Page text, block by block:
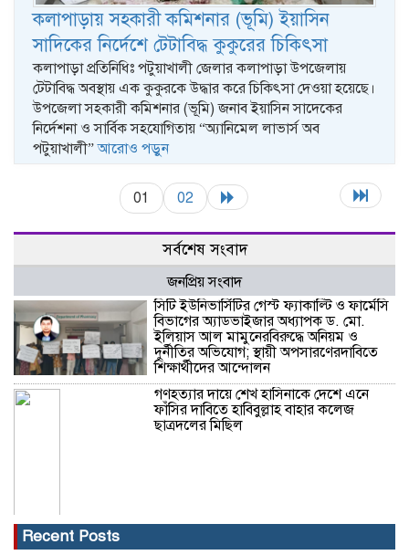
কলাপাড়ায় সহকারী কমিশনার (ভূমি) ইয়াসিন
সাদিকের নির্দেশে টেটাবিদ্ধ কুকুরের চিকিৎসা
কলাপাড়া প্রতিনিধিঃ পটুয়াখালী জেলার কলাপাড়া উপজেলায়
টেটাবিদ্ধ অবস্থায় এক কুকুরকে উদ্ধার করে চিকিৎসা দেওয়া হয়েছে।
উপজেলা সহকারী কমিশনার (ভূমি) জনাব ইয়াসিন সাদেকের
নির্দেশনা ও সার্বিক সহযোগিতায় “অ্যানিমেল লাভার্স অব
পটুয়াখালী”আরোও পড়ুন
01 02
সর্বশেষ সংবাদ
জনপ্রিয় সংবাদ
সিটি ইউনিভার্সিটির গেস্ট ফ্যাকাল্টি ও ফার্মেসি
বিভাগের অ্যাডভাইজার অধ্যাপক ড. মো.
ইলিয়াস আল মামুনেরবিরুদ্ধে অনিয়ম ও
দুর্নীতির অভিযোগ; স্থায়ী অপসারণেরদাবিতে
শিক্ষার্থীদের আন্দোলন
গণহত্যার দায়ে শেখ হাসিনাকে দেশে এনে
ফাঁসির দাবিতে হাবিবুল্লাহ বাহার কলেজ
ছাত্রদলের মিছিল
Recent Posts